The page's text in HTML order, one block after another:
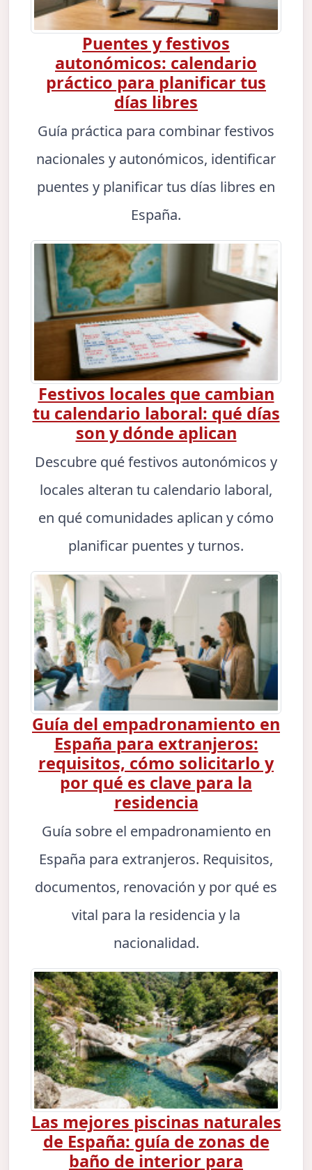
Puentes y festivos
autonómicos: calendario
práctico para planificar tus
días libres
Guía práctica para combinar festivos
nacionales y autonómicos, identificar
puentes y planificar tus días libres en
España.
Festivos locales que cambian
tu calendario laboral: qué días
son y dónde aplican
Descubre qué festivos autonómicos y
locales alteran tu calendario laboral,
en qué comunidades aplican y cómo
planificar puentes y turnos.
Guía del empadronamiento en
España para extranjeros:
requisitos, cómo solicitarlo y
por qué es clave para la
residencia
Guía sobre el empadronamiento en
España para extranjeros. Requisitos,
documentos, renovación y por qué es
vital para la residencia y la
nacionalidad.
Las mejores piscinas naturales
de España: guía de zonas de
baño de interior para